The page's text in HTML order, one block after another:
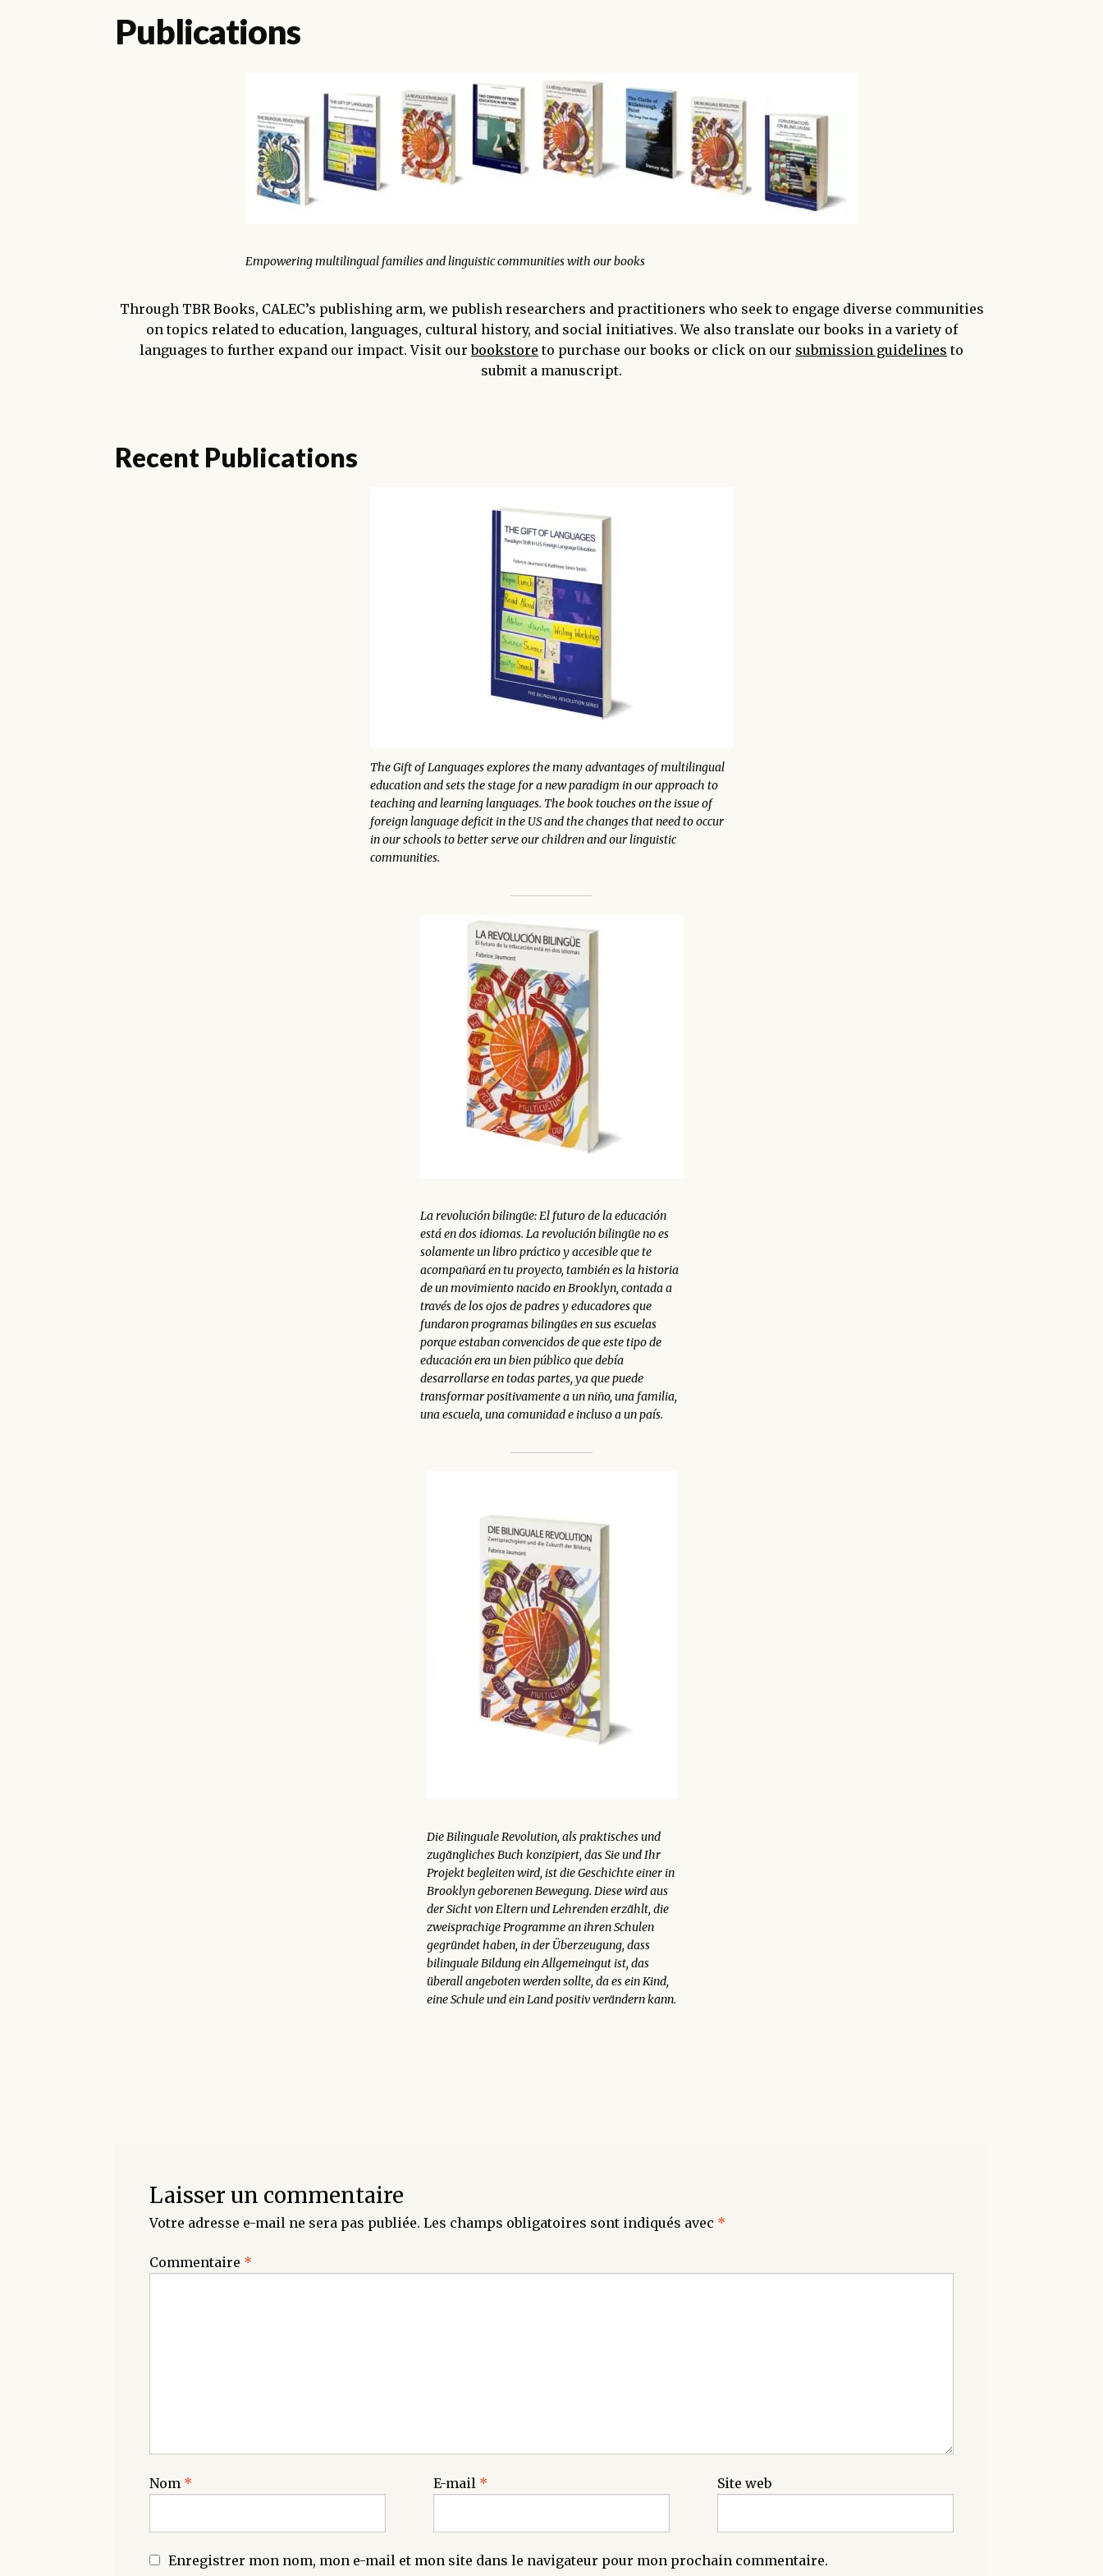
Publications
Empowering multilingual families and linguistic communities with our books
Through TBR Books, CALEC’s publishing arm, we publish researchers and practitioners who seek to engage diverse communities
on topics related to education, languages, cultural history, and social initiatives. We also translate our books in a variety of
languages to further expand our impact. Visit ourbookstore to purchase our books or click on our submission guidelines to
submit a manuscript.
Recent Publications
The Gift of Languages explores the many advantages of multilingual
education and sets the stage for a new paradigm in our approach to
teaching and learning languages. The book touches on the issue of
foreign language deficit in the US and the changes that need to occur
in our schools to better serve our children and our linguistic
communities.
La revolución bilingüe: El futuro de la educación
está en dos idiomas. La revolución bilingüeno es
solamente un libro práctico y accesible que te
acompañará en tu proyecto, también es la historia
de un movimiento nacido en Brooklyn, contada a
través de los ojos de padres y educadores que
fundaron programas bilingües en sus escuelas
porque estaban convencidos de que este tipo de
educación era un bien público que debía
desarrollarse en todas partes, ya que puede
transformar positivamente a un niño, una familia,
una escuela, una comunidad e incluso a un país.
Die Bilinguale Revolution, als praktisches und
zugängliches Buch konzipiert, das Sie und Ihr
Projekt begleiten wird, ist die Geschichte einer in
Brooklyn geborenen Bewegung. Diese wird aus
der Sicht von Eltern und Lehrenden erzählt, die
zweisprachige Programme an ihren Schulen
gegründet haben, in der Überzeugung, dass
bilinguale Bildung ein Allgemeingut ist, das
überall angeboten werden sollte, da es ein Kind,
eine Schule und ein Land positiv verändern kann.
Laisser un commentaire
Votre adresse e-mail ne sera pas publiée. Les champs obligatoires sont indiqués avec *
Commentaire *
Nom * E-mail * Site web
Enregistrer mon nom, mon e-mail et mon site dans le navigateur pour mon prochain commentaire.